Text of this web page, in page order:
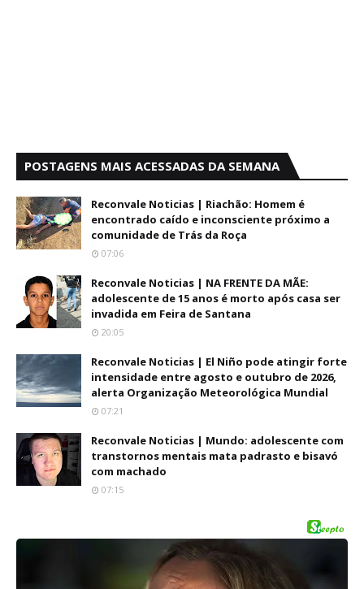
POSTAGENS MAIS ACESSADAS DA SEMANA
Reconvale Noticias | Riachão: Homem é
encontrado caído e inconsciente próximo a
comunidade de Trás da Roça
07:06
Reconvale Noticias | NA FRENTE DA MÃE:
adolescente de 15 anos é morto após casa ser
invadida em Feira de Santana
20:05
Reconvale Noticias | El Niño pode atingir forte
intensidade entre agosto e outubro de 2026,
alerta Organização Meteorológica Mundial
07:21
Reconvale Noticias | Mundo: adolescente com
transtornos mentais mata padrasto e bisavó
com machado
07:15